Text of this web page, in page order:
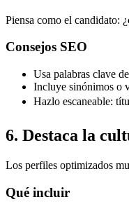
Piensa como el candidato:
Consejos SEO
Usa palabras clave
Incluye sinónimos o
Hazlo escaneable:
6. Destaca la
Los perfiles optimizados
Qué incluir